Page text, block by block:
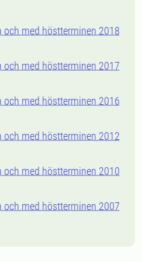
med höstterminen 2018
med höstterminen 2017
med höstterminen 2016
med höstterminen 2012
med höstterminen 2010
med höstterminen 2007